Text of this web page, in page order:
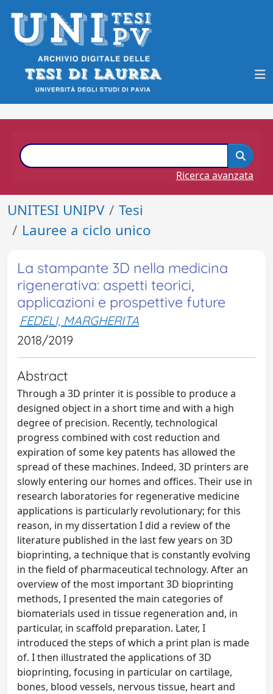
Ricerca avanzata
UNITESI UNIPV
Tesi
Lauree a ciclo unico
La stampante 3D nella medicina
rigenerativa: aspetti teorici,
applicazioni e prospettive future
FEDELI, MARGHERITA
2018/2019
Abstract
Through a 3D printer it is possible to produce a
designed object in a short time and with a high
degree of precision. Recently, technological
progress combined with cost reduction and
expiration of some key patents has allowed the
spread of these machines. Indeed, 3D printers are
slowly entering our homes and offices. Their use in
research laboratories for regenerative medicine
applications is particularly revolutionary; for this
reason, in my dissertation I did a review of the
literature published in the last few years on 3D
bioprinting, a technique that is constantly evolving
in the field of pharmaceutical technology. After an
overview of the most important 3D bioprinting
methods, I presented the main categories of
biomaterials used in tissue regeneration and, in
particular, in scaffold preparation. Later, I
introduced the steps of which a print plan is made
of. I then illustrated the applications of 3D
bioprinting, focusing in particular on cartilage,
bones, blood vessels, nervous tissue, heart and